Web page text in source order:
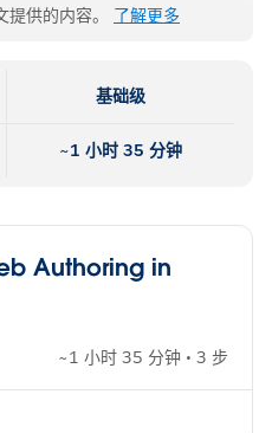
提供的内容。 了解更多
基础级
~1 小时 35 分钟
Authoring in
~1 小时 35 分钟 • 3 步